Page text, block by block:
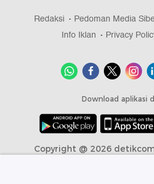
Redaksi Pedoman Media
Info Iklan
Privacy
Download aplikasi
Copyright @ 2026